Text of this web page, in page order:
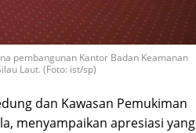
pembangunan Kantor Badan Keamanan
Laut. (Foto: ist/sp)
dan Kawasan Pemukiman
menyampaikan apresiasi yang